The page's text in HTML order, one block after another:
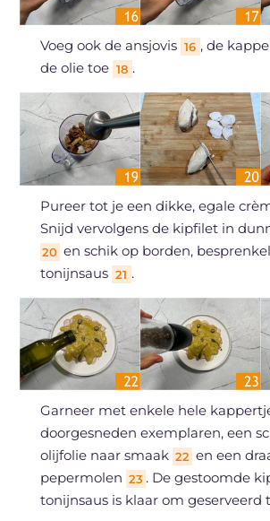
Voeg ook de ansjovis 16 , de
de olie toe 18 .
Pureer tot je een dikke, egale
Snijd vervolgens de kipfilet in
20 en schik op borden,
tonijnsaus 21 .
Garneer met enkele hele
doorgesneden exemplaren, een
olijfolie naar smaak 22 en een
pepermolen 23 . De gestoomde
tonijnsaus is klaar om geserveerd